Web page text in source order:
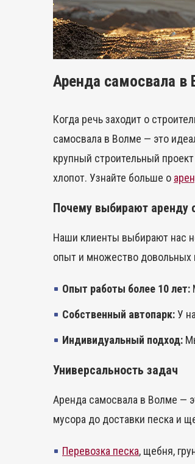
Аренда самосвала в
Когда речь заходит о
самосвала в Волме — это
крупный строительный
хлопот. Узнайте больше о
Почему выбирают аренду
Наши клиенты выбирают нас
опыт и множество довольных
Опыт работы более 10 лет:
Собственный автопарк:У
Индивидуальный подход:
Универсальность задач
Аренда самосвала в Волме —
мусора до доставки песка и
Перевозка песка, щебня,